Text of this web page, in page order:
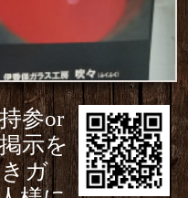
参or
示を
ガ